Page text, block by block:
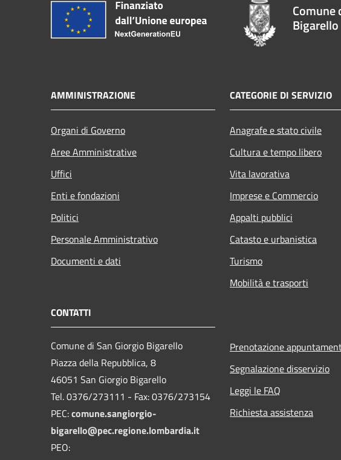
Comune
Bigarello
AMMINISTRAZIONE
Organi di Governo
Aree Amministrative
Uffici
Enti e fondazioni
Politici
Personale Amministrativo
Documenti e dati
CATEGORIE DI SERVIZIO
Anagrafe e stato civile
Cultura e tempo libero
Vita lavorativa
Imprese e Commercio
Appalti pubblici
Catasto e urbanistica
Turismo
Mobilità e trasporti
CONTATTI
Comune di San Giorgio Bigarello
Piazza della Repubblica, 8
46051 San Giorgio Bigarello
Tel. 0376/273111 - Fax: 0376/273154
PEC:comune.sangiorgio-
bigarello@pec.regione.lombardia.it
PEO:
Prenotazione
Segnalazione disservizio
Leggi le FAQ
Richiesta assistenza